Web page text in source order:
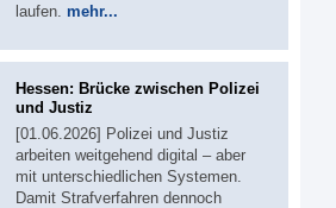
laufen. mehr...
Hessen: Brücke zwischen Polizei
und Justiz
[01.06.2026] Polizei und Justiz
arbeiten weitgehend digital – aber
mit unterschiedlichen Systemen.
Damit Strafverfahren dennoch